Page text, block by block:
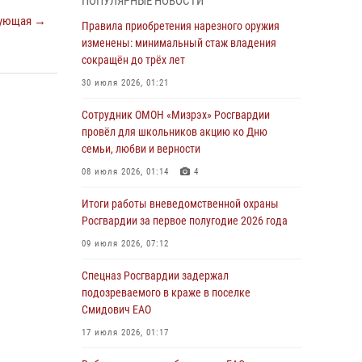
→
1 августа – День дежурной службы войск
национальной гвардии Российской
Федерации
01 августа 2026, 10:21
В Росгвардии вспоминают российских
воинов, погибших в Первой мировой войне
1914-1918 годов
01 августа 2026, 10:19
Внесены изменения в правила проведения
контрольного отстрела гражданского оружия
31 июля 2026, 01:48
Правила приобретения нарезного оружия
изменены: минимальный стаж владения
сокращён до трёх лет
30 июля 2026, 01:21
Правила приобретения нарезного оружия
изменены: минимальный стаж владения
сокращён до трёх лет
30 июля 2026, 01:21
Сотрудник ОМОН «Мизрэх» Росгвардии
провёл для школьников акцию ко Дню
семьи, любви и верности
08 июля 2026, 01:14 4
Итоги работы вневедомственной охраны
Росгвардии за первое полугодие 2026 года
09 июля 2026, 07:12
Спецназ Росгвардии задержал
подозреваемого в краже в поселке
Смидович ЕАО
17 июля 2026, 01:17